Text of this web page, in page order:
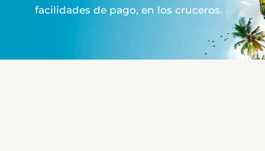
facilidades de pago, en los cruceros.